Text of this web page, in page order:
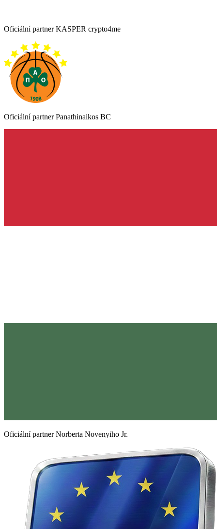
Oficiální partner KASPER crypto4me
Oficiální partner Panathinaikos BC
Oficiální partner Norberta Novenyiho Jr.